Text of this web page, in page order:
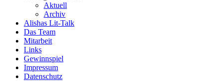
Aktuell
Archiv
Alishas Lit-Talk
Das Team
Mitarbeit
Links
Gewinnspiel
Impressum
Datenschutz